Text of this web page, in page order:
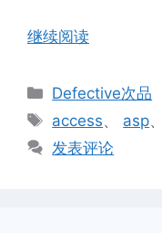
继续阅读
分
Defective次品
标
签
access、 asp、
发表评论